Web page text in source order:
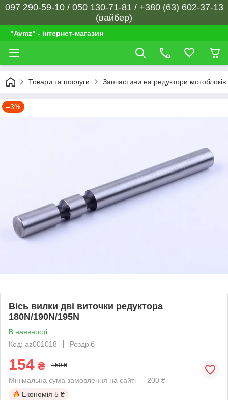
097 290-59-10 / 050 130-71-81 / +380 (63) 602-37-13
(вайбер)
"Avmz" - інтернет-магазин
Товари та послуги Запчастини на редуктори мотоблоків
–3%
Вісь вилки дві виточки редуктора
180N/190N/195N
В наявності
Код: az001018
Роздріб
154 ₴ 159 ₴
Мінімальна сума замовлення на сайті — 200 ₴
Економія 5 ₴